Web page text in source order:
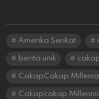
Amerika Serikat
berita unik
CakapCakap
Cakapcakap